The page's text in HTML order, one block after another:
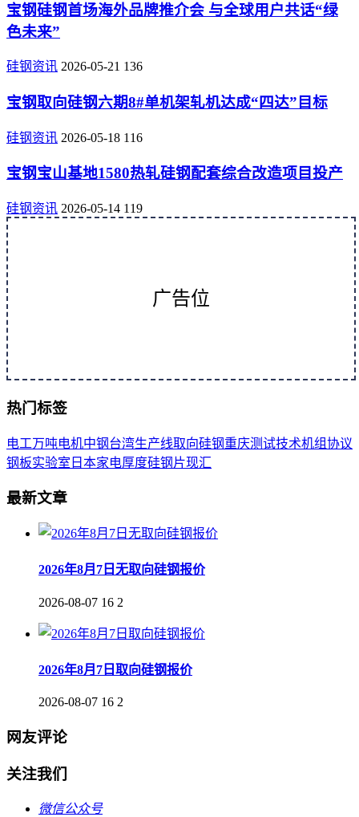
宝钢硅钢首场海外品牌推介会 与全球用户共话“绿
色未来”
硅钢资讯 2026-05-21 136
宝钢取向硅钢六期8#单机架轧机达成“四达”目标
硅钢资讯 2026-05-18 116
宝钢宝山基地1580热轧硅钢配套综合改造项目投产
硅钢资讯 2026-05-14 119
广告位
热门标签
电工万吨电机中钢台湾生产线取向硅钢重庆测试技术机组协议
钢板实验室 日本家电厚度硅钢片现汇
最新文章
2026年8月7日无取向硅钢报价
2026-08-07 16 2
2026年8月7日取向硅钢报价
2026-08-07 16 2
网友评论
关注我们
微信公众号